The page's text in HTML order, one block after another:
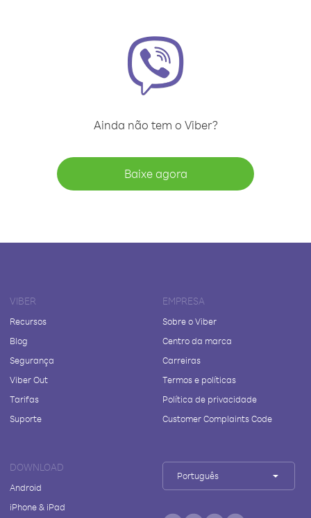
Ainda não tem o Viber?
Baixe agora
VIBER
Recursos
Blog
Segurança
Viber Out
Tarifas
Suporte
EMPRESA
Sobre o Viber
Centro da marca
Carreiras
Termos e políticas
Política de privacidade
Customer Complaints Code
DOWNLOAD
Android
iPhone & iPad
Português